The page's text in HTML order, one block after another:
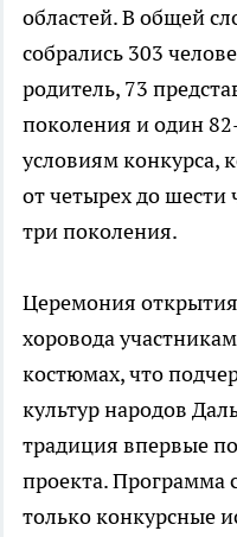
областей. В общей
собрались 303
родитель, 73
поколения и один
условиям конкурса,
от четырех до
три поколения.
Церемония
хоровода
костюмах, что
культур народов
традиция впервые
проекта. Программа
только конкурсные